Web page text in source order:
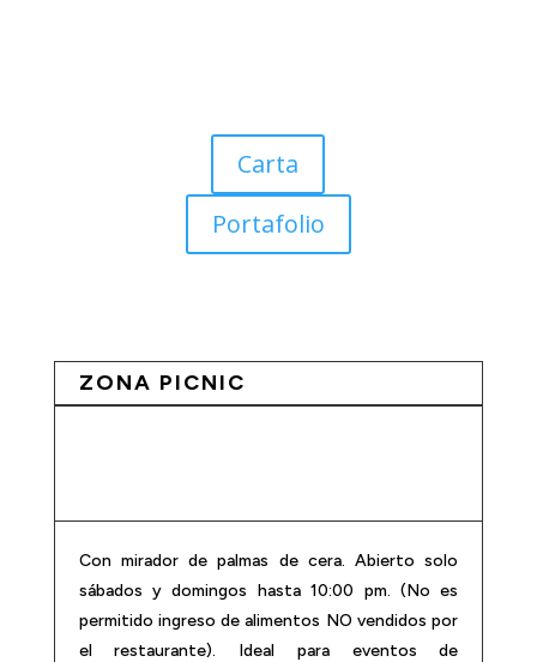
Carta
Portafolio
ZONA PICNIC
Con mirador de palmas de cera. Abierto solo
sábados y domingos hasta 10:00 pm. (No es
permitido ingreso de alimentos NO vendidos por
el restaurante). Ideal para eventos de